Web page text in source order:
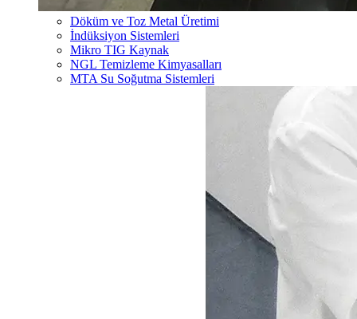
Döküm ve Toz Metal Üretimi
İndüksiyon Sistemleri
Mikro TIG Kaynak
NGL Temizleme Kimyasalları
MTA Su Soğutma Sistemleri